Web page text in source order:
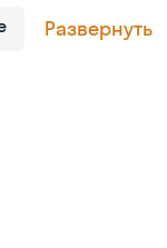
Развернуть